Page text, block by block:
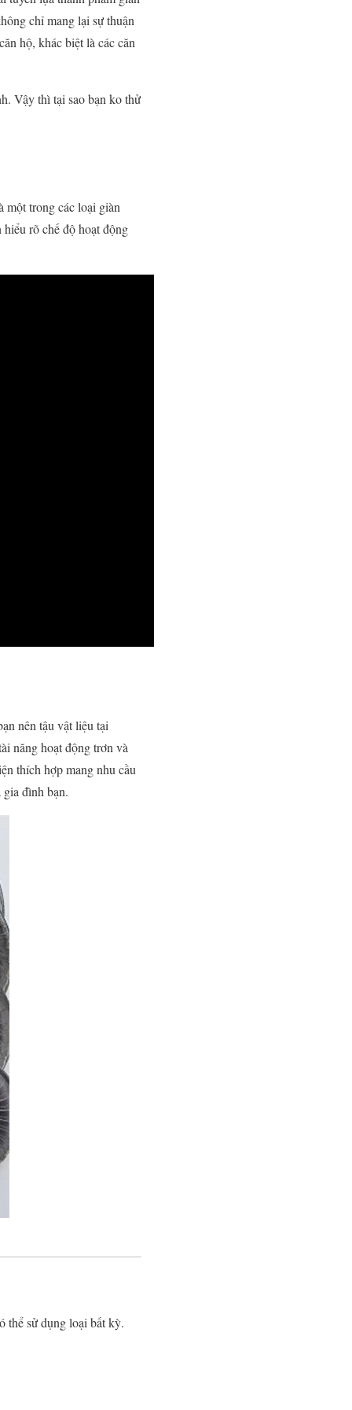
chỉ mang lại sự thuận
hộ, khác biệt là các căn
Vậy thì tại sao bạn ko thử
một trong các loại giàn
hiểu rõ chế độ hoạt động
nên tậu vật liệu tại
năng hoạt động trơn và
thích hợp mang nhu cầu
đình bạn.
thể sử dụng loại bất kỳ.